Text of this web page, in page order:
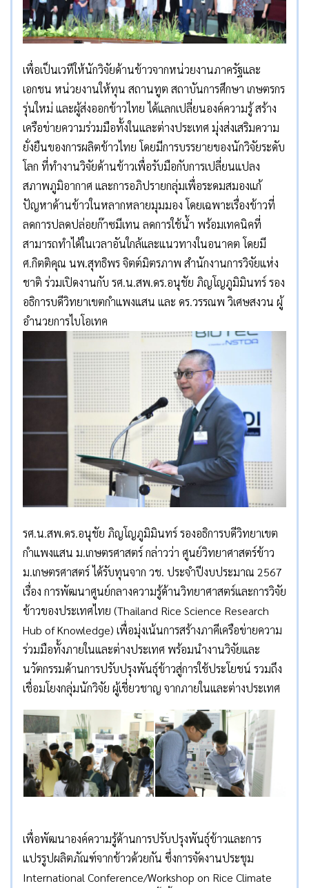
เพื่อเป็นเวทีให้นักวิจัยด้านข้าวจากหน่วยงานภาครัฐและ
เอกชน หน่วยงานให้ทุน สถานทูต สถาบันการศึกษา เกษตรกร
รุ่นใหม่ และผู้ส่งออกข้าวไทย ได้แลกเปลี่ยนองค์ความรู้ สร้าง
เครือข่ายความร่วมมือทั้งในและต่างประเทศ มุ่งส่งเสริมความ
ยั่งยืนของการผลิตข้าวไทย โดยมีการบรรยายของนักวิจัยระดับ
โลก ที่ทำงานวิจัยด้านข้าวเพื่อรับมือกับการเปลี่ยนแปลง
สภาพภูมิอากาศ และการอภิปรายกลุ่มเพื่อระดมสมองแก้
ปัญหาด้านข้าวในหลากหลายมุมมอง โดยเฉพาะเรื่องข้าวที่
ลดการปลดปล่อยก๊าซมีเทน ลดการใช้น้ำ พร้อมเทคนิคที่
สามารถทำได้ในเวลาอันใกล้และแนวทางในอนาคต โดยมี
ศ.กิตติคุณ นพ.สุทธิพร จิตต์มิตรภาพ สำนักงานการวิจัยแห่ง
ชาติ ร่วมเปิดงานกับ รศ.น.สพ.ดร.อนุชัย ภิญโญภูมิมินทร์ รอง
อธิการบดีวิทยาเขตกำแพงแสน และ ดร.วรรณพ วิเศษสงวน ผู้
อำนวยการไบโอเทค
รศ.น.สพ.ดร.อนุชัย ภิญโญภูมิมินทร์ รองอธิการบดีวิทยาเขต
กำแพงแสน ม.เกษตรศาสตร์ กล่าวว่า ศูนย์วิทยาศาสตร์ข้าว
ม.เกษตรศาสตร์ ได้รับทุนจาก วช. ประจำปีงบประมาณ 2567
เรื่อง การพัฒนาศูนย์กลางความรู้ด้านวิทยาศาสตร์และการวิจัย
ข้าวของประเทศไทย (Thailand Rice Science Research
Hub of Knowledge) เพื่อมุ่งเน้นการสร้างภาคีเครือข่ายความ
ร่วมมือทั้งภายในและต่างประเทศ พร้อมนำงานวิจัยและ
นวัตกรรมด้านการปรับปรุงพันธุ์ข้าวสู่การใช้ประโยชน์ รวมถึง
เชื่อมโยงกลุ่มนักวิจัย ผู้เชี่ยวชาญ จากภายในและต่างประเทศ
เพื่อพัฒนาองค์ความรู้ด้านการปรับปรุงพันธุ์ข้าวและการ
แปรรูปผลิตภัณฑ์จากข้าวด้วยกัน ซึ่งการจัดงานประชุม
International Conference/Workshop on Rice Climate